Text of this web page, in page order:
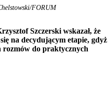
FORUM
Szczerski wskazał, że
na decydującym etapie, gdyż
rozmów do praktycznych